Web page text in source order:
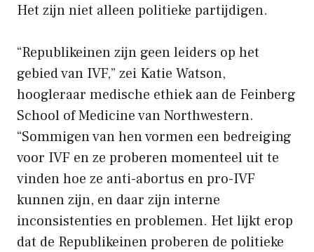
Het zijn niet alleen politieke partijdigen.
“Republikeinen zijn geen leiders op het
gebied van IVF,” zei Katie Watson,
hoogleraar medische ethiek aan de Feinberg
School of Medicine van Northwestern.
“Sommigen van hen vormen een bedreiging
voor IVF en ze proberen momenteel uit te
vinden hoe ze anti-abortus en pro-IVF
kunnen zijn, en daar zijn interne
inconsistenties en problemen. Het lijkt erop
dat de Republikeinen proberen de politieke